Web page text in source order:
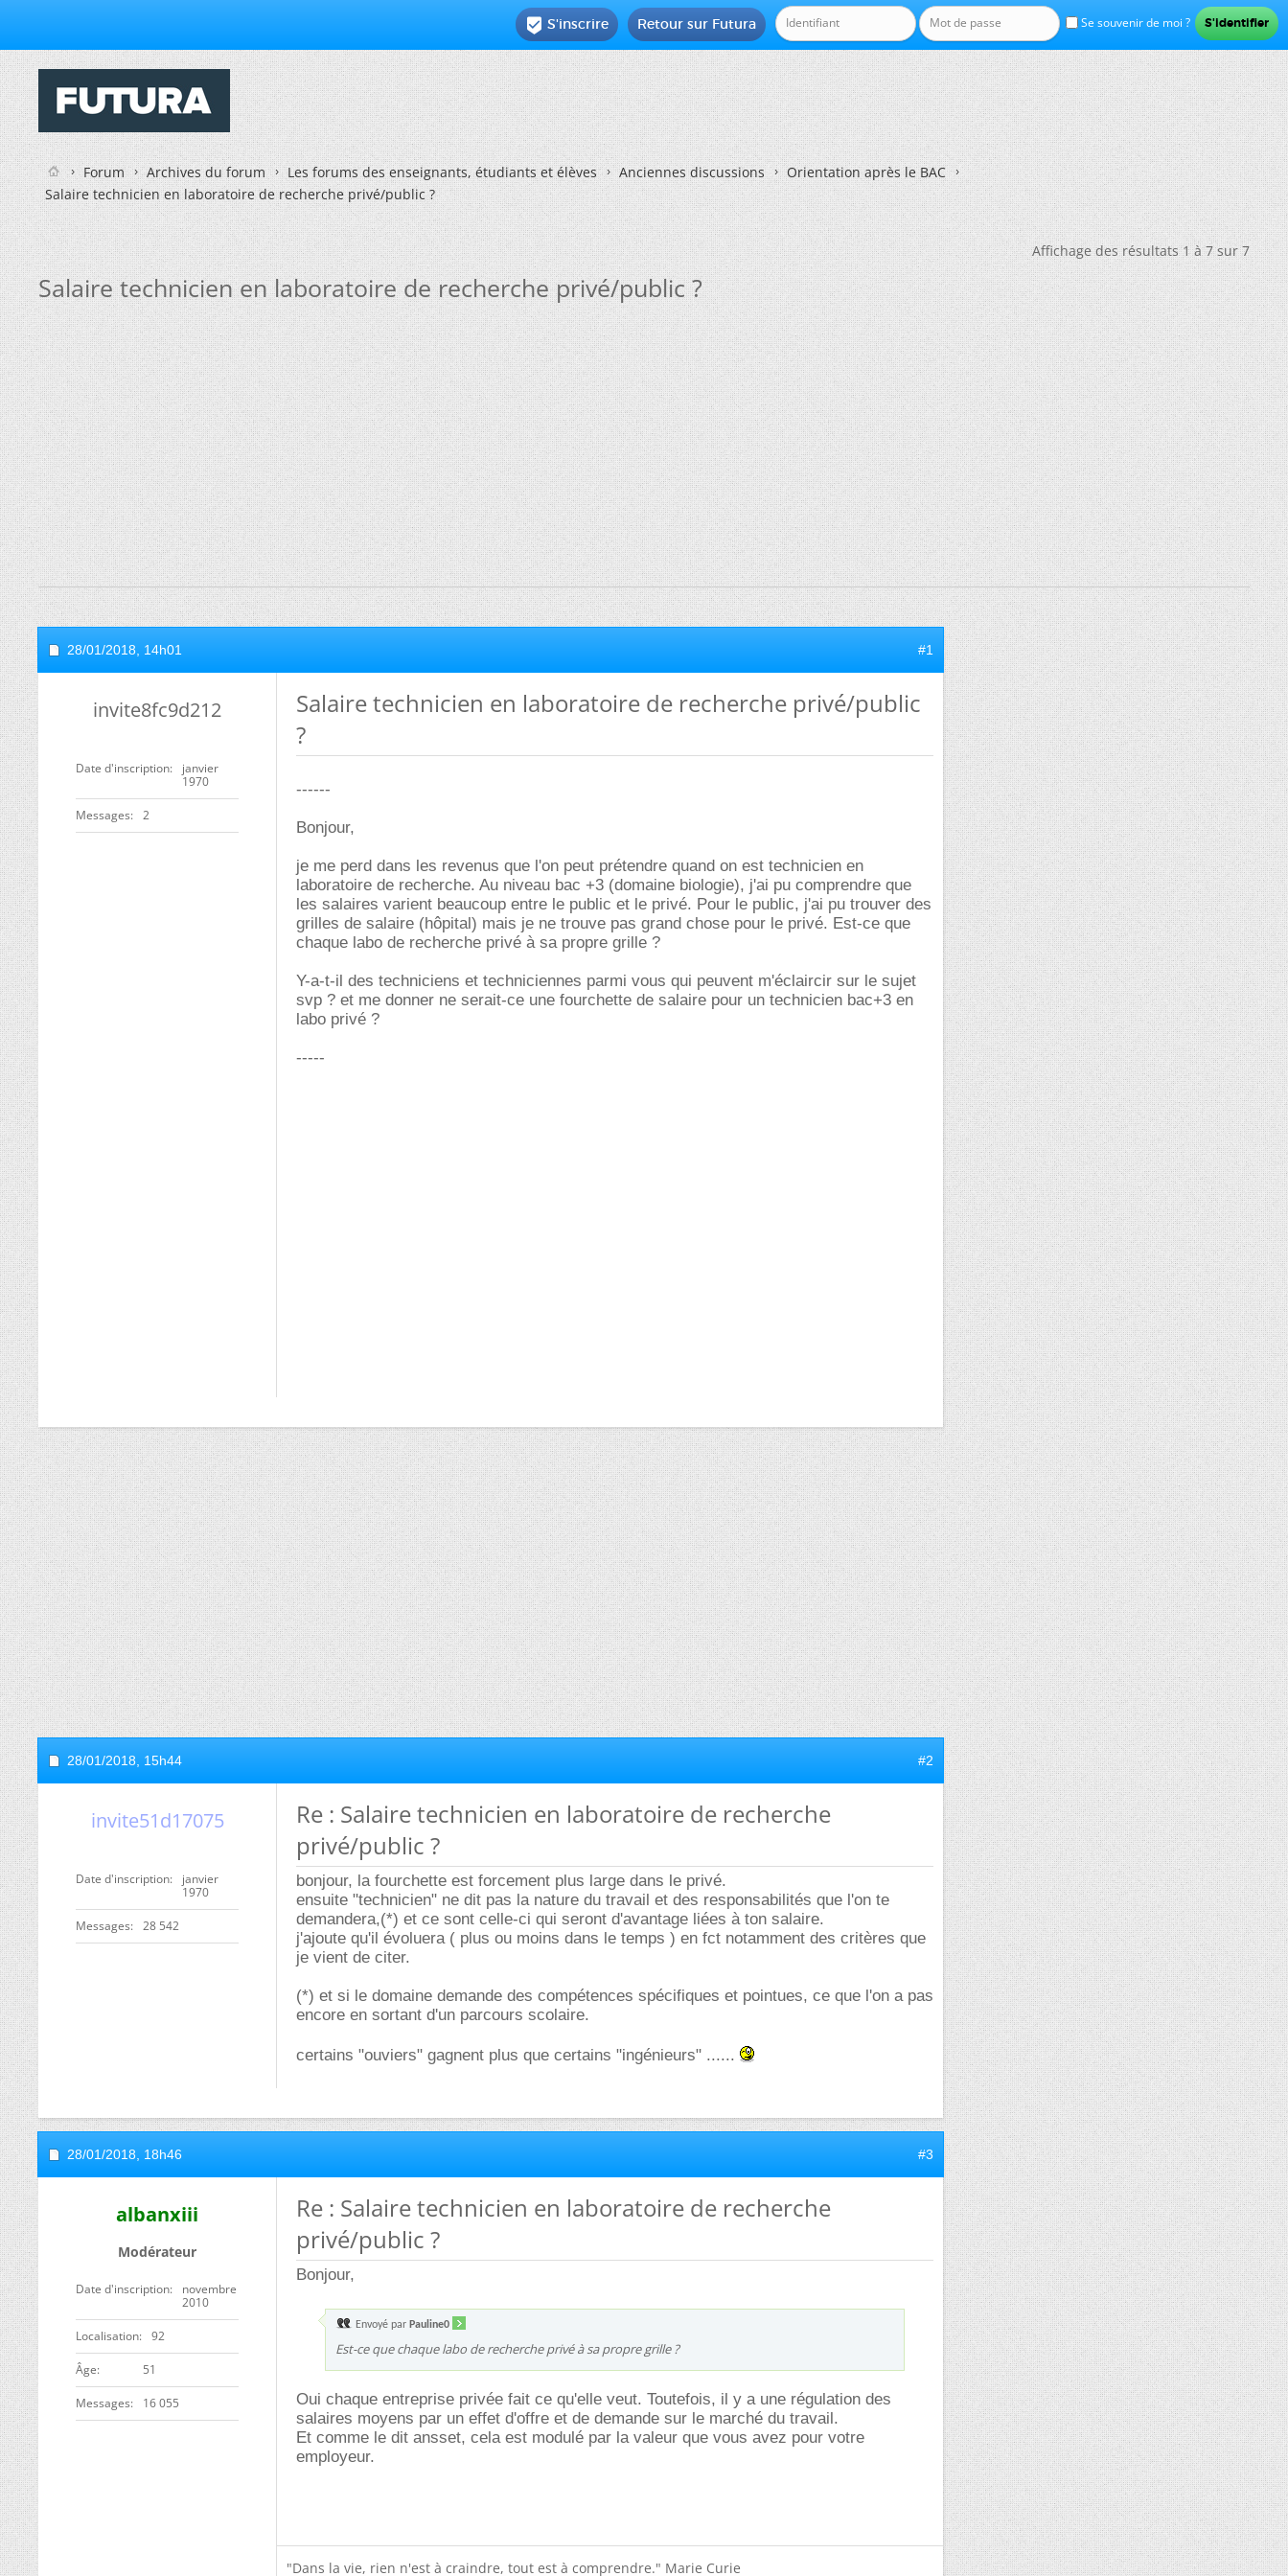
Se souvenir de moi ?
Retour sur Futura
 S'inscrire
Forum Archives du forum Les forums des enseignants, étudiants et élèves Anciennes discussions
Orientation après le BAC
Salaire technicien en laboratoire de recherche privé/public ?
Affichage des résultats 1 à 7 sur 7
Salaire technicien en laboratoire de recherche privé/public ?
28/01/2018, 14h01 #1
invite8fc9d212
Date d'inscription
janvier
1970
Messages 2
Salaire technicien en laboratoire de recherche privé/public
?
------
Bonjour,
je me perd dans les revenus que l'on peut prétendre quand on est technicien en
laboratoire de recherche. Au niveau bac +3 (domaine biologie), j'ai pu comprendre que
les salaires varient beaucoup entre le public et le privé. Pour le public, j'ai pu trouver des
grilles de salaire (hôpital) mais je ne trouve pas grand chose pour le privé. Est-ce que
chaque labo de recherche privé à sa propre grille ?
Y-a-t-il des techniciens et techniciennes parmi vous qui peuvent m'éclaircir sur le sujet
svp ? et me donner ne serait-ce une fourchette de salaire pour un technicien bac+3 en
labo privé ?
-----
28/01/2018, 15h44 #2
invite51d17075
Date d'inscription
janvier
1970
Messages 28 542
Re : Salaire technicien en laboratoire de recherche
privé/public ?
bonjour, la fourchette est forcement plus large dans le privé.
ensuite "technicien" ne dit pas la nature du travail et des responsabilités que l'on te
demandera,(*) et ce sont celle-ci qui seront d'avantage liées à ton salaire.
j'ajoute qu'il évoluera ( plus ou moins dans le temps ) en fct notamment des critères que
je vient de citer.
(*) et si le domaine demande des compétences spécifiques et pointues, ce que l'on a pas
encore en sortant d'un parcours scolaire.
certains "ouviers" gagnent plus que certains "ingénieurs" ......
28/01/2018, 18h46 #3
albanxiii
Modérateur
Date d'inscription
novembre
2010
Localisation 92
ge 51
Messages 16 055
Re : Salaire technicien en laboratoire de recherche
privé/public ?
Bonjour,
Envoyé par Pauline0
Est-ce que chaque labo de recherche privé à sa propre grille ?
Oui chaque entreprise privée fait ce qu'elle veut. Toutefois, il y a une régulation des
salaires moyens par un effet d'offre et de demande sur le marché du travail.
Et comme le dit ansset, cela est modulé par la valeur que vous avez pour votre
employeur.
"Dans la vie, rien n'est à craindre, tout est à comprendre." Marie Curie